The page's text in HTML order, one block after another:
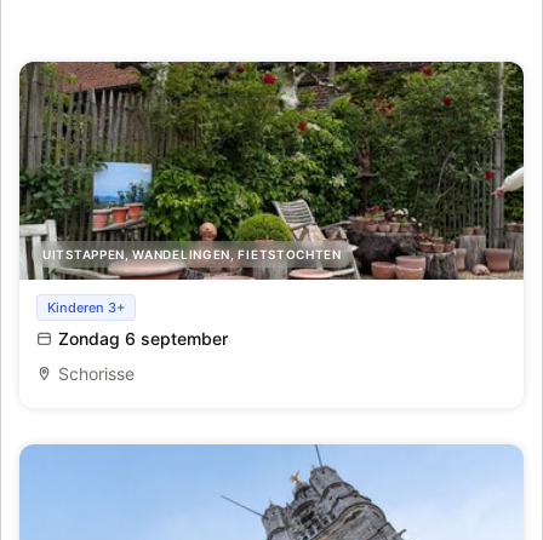
UITSTAPPEN, WANDELINGEN, FIETSTOCHTEN
Schuuse met goei Schoeisel
Kinderen 3+
Zondag 6 september
Schorisse